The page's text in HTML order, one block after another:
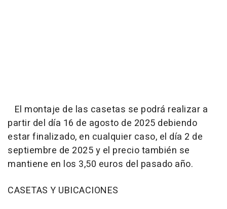
El montaje de las casetas se podrá realizar a
partir del día 16 de agosto de 2025 debiendo
estar finalizado, en cualquier caso, el día 2 de
septiembre de 2025 y el precio también se
mantiene en los 3,50 euros del pasado año.
CASETAS Y UBICACIONES